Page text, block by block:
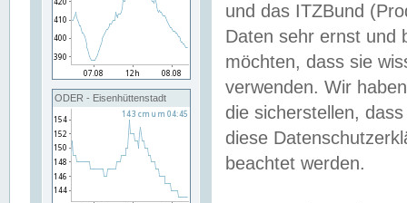
ODER - Eisenhüttenstadt
und das ITZBund
Daten sehr ernst und
möchten, dass sie
verwenden. Wir
die sicherstellen,
diese
beachtet werden.